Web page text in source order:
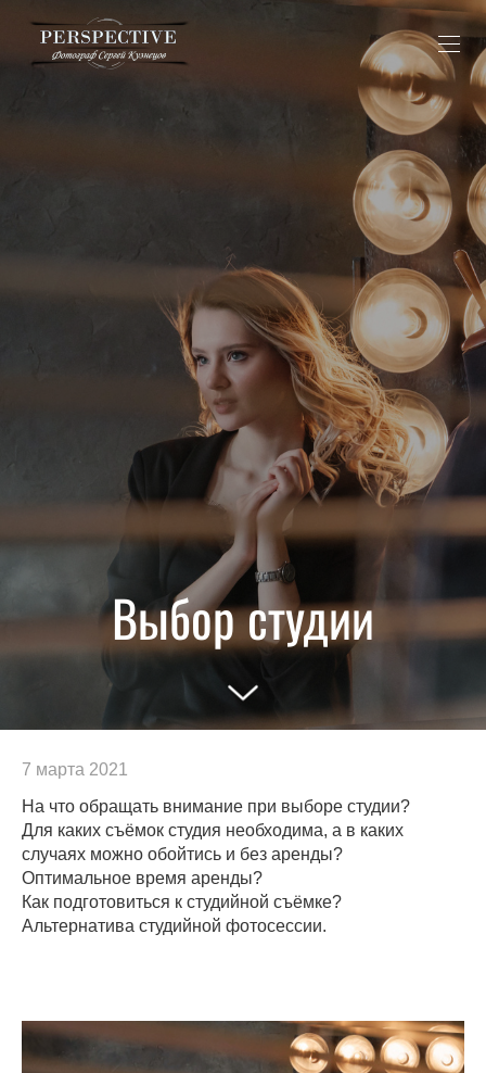
Выбор студии
7 марта 2021
На что обращать внимание при выборе студии?
Для каких съёмок студия необходима, а в каких
случаях можно обойтись и без аренды?
Оптимальное время аренды?
Как подготовиться к студийной съёмке?
Альтернатива студийной фотосессии.